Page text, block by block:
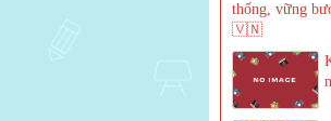
thống, vững
🇻🇳